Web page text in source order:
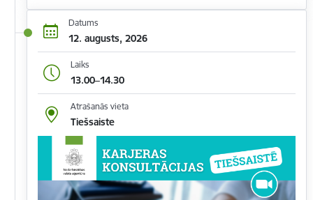
Datums
12. augusts, 2026
Laiks
13.00–14.30
Atrašanās vieta
Tiešsaiste